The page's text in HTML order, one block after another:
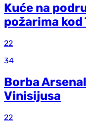
Kuće na
požarima
22
34
Borba
Vinisijusa
22